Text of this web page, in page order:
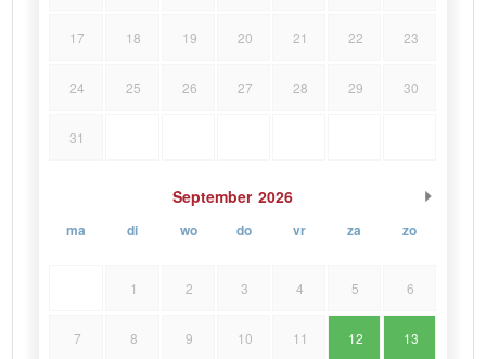
17 18 19 20 21 22 23
24 25 26 27 28 29 30
31
September 2026
ma di wo do vr za zo
1 2 3 4 5 6
7 8 9 10 11 12 13